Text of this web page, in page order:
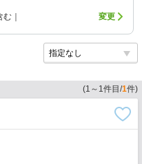
｜ 変更
(1 ～ 1件目/1件)